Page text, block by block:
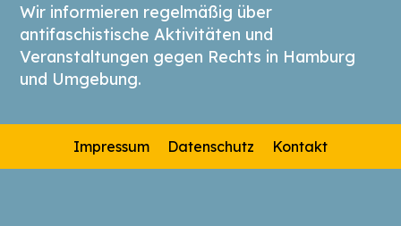
Wir informieren regelmäßig über
antifaschistische Aktivitäten und
Veranstaltungen gegen Rechts in Hamburg
und Umgebung.
Impressum Datenschutz Kontakt